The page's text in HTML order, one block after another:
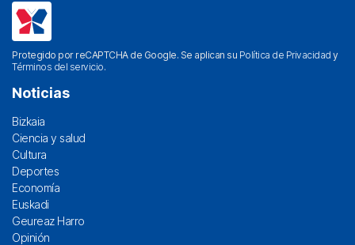
Protegido por reCAPTCHA de Google. Se aplican su Política de Privacidad y
Términos del servicio.
Noticias
Bizkaia
Ciencia y salud
Cultura
Deportes
Economía
Euskadi
Geureaz Harro
Opinión